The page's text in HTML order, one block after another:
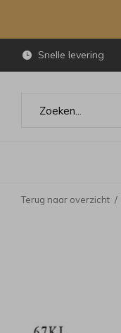
Snelle levering
Terug naar overzicht